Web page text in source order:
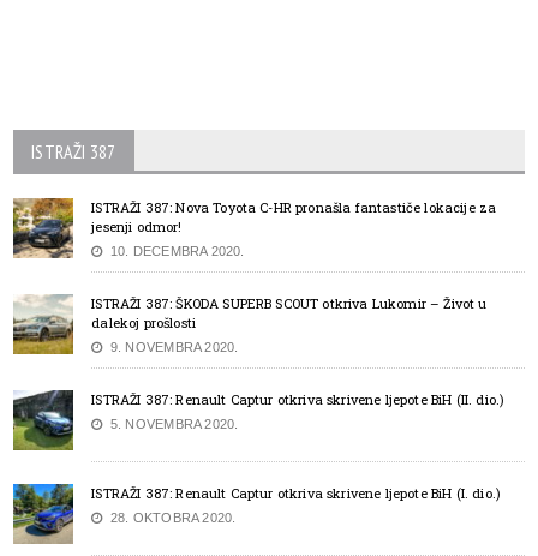
ISTRAŽI 387
ISTRAŽI 387: Nova Toyota C-HR pronašla fantastiče lokacije za
jesenji odmor!
10. DECEMBRA 2020.
ISTRAŽI 387: ŠKODA SUPERB SCOUT otkriva Lukomir – Život u
dalekoj prošlosti
9. NOVEMBRA 2020.
ISTRAŽI 387: Renault Captur otkriva skrivene ljepote BiH (II. dio.)
5. NOVEMBRA 2020.
ISTRAŽI 387: Renault Captur otkriva skrivene ljepote BiH (I. dio.)
28. OKTOBRA 2020.